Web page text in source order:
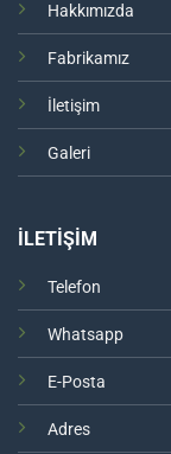
Hakkımızda
Fabrikamız
İletişim
Galeri
İLETİŞİM
Telefon
Whatsapp
E-Posta
Adres